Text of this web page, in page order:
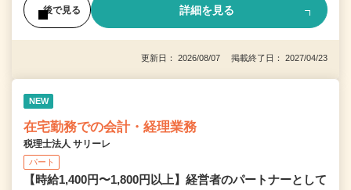
後で見る 詳細を見る
更新日： 2026/08/07 掲載終了日： 2027/04/23
NEW
在宅勤務での会計・経理業務
税理士法人 サリーレ
パート
【時給1,400円〜1,800円以上】経営者のパートナーとして